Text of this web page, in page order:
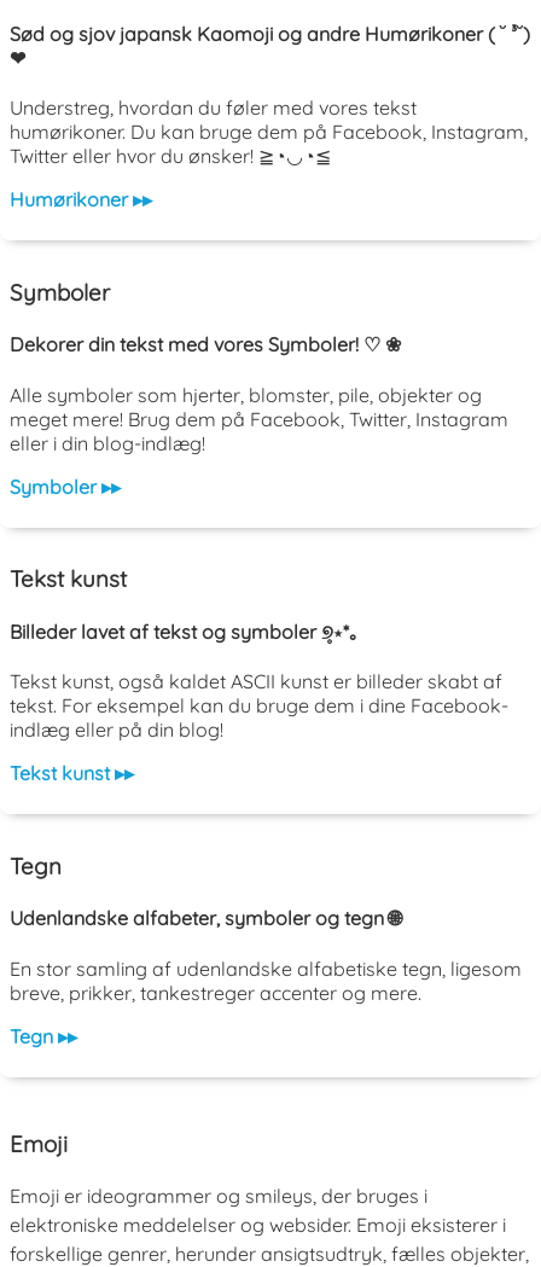
Sød og sjov japansk Kaomoji og andre Humørikoner ( ˘ ³˘)
❤
Understreg, hvordan du føler med vores tekst
humørikoner. Du kan bruge dem på Facebook, Instagram,
Twitter eller hvor du ønsker! ≧◔◡◔≦
Humørikoner ▸▸
Symboler
Dekorer din tekst med vores Symboler! ♡ ❀
Alle symboler som hjerter, blomster, pile, objekter og
meget mere! Brug dem på Facebook, Twitter, Instagram
eller i din blog-indlæg!
Symboler ▸▸
Tekst kunst
Billeder lavet af tekst og symboler ୭̥⋆*｡
Tekst kunst, også kaldet ASCII kunst er billeder skabt af
tekst. For eksempel kan du bruge dem i dine Facebook-
indlæg eller på din blog!
Tekst kunst ▸▸
Tegn
Udenlandske alfabeter, symboler og tegn 🌐
En stor samling af udenlandske alfabetiske tegn, ligesom
breve, prikker, tankestreger accenter og mere.
Tegn ▸▸
Emoji
Emoji er ideogrammer og smileys, der bruges i
elektroniske meddelelser og websider. Emoji eksisterer i
forskellige genrer, herunder ansigtsudtryk, fælles objekter,